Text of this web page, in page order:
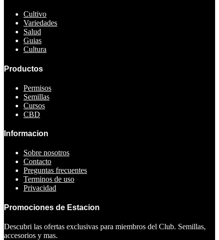
Cultivo
Variedades
Salud
Guias
Cultura
Productos
Permisos
Semillas
Cursos
CBD
Informacion
Sobre nosotros
Contacto
Preguntas frecuentes
Terminos de uso
Privacidad
Promociones de Estacion
Descubri las ofertas exclusivas para miembros del Club. Semillas,
accesorios y mas.